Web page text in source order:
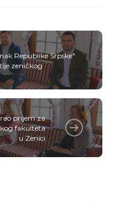
Republike Srpske"
zeničkog
prijem za
fakulteta
u Zenici